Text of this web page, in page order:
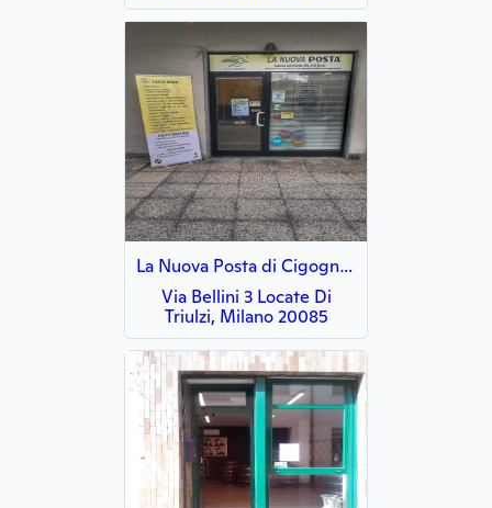
La Nuova Posta di Cigognini
Via Bellini 3 Locate Di
Triulzi, Milano 20085